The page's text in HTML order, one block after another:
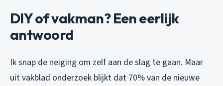
DIY of vakman? Een eerlijk
antwoord
Ik snap de neiging om zelf aan de slag te gaan. Maar
uit vakblad onderzoek blijkt dat 70% van de nieuwe